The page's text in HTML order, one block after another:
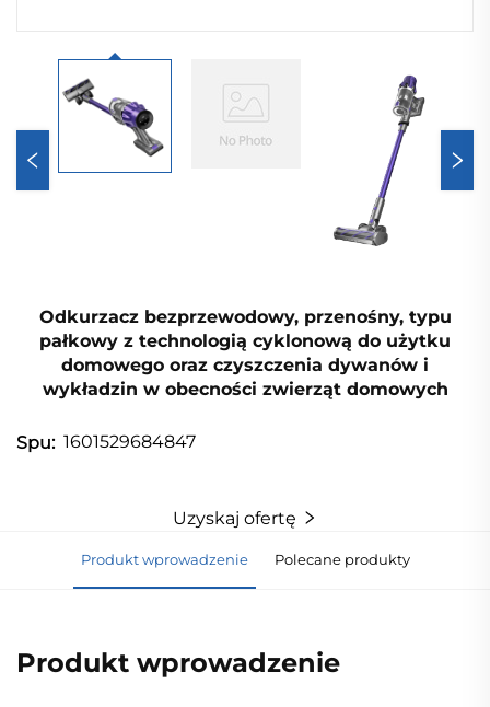
Odkurzacz bezprzewodowy, przenośny, typu
pałkowy z technologią cyklonową do użytku
domowego oraz czyszczenia dywanów i
wykładzin w obecności zwierząt domowych
Spu: 1601529684847
Uzyskaj ofertę
Produkt wprowadzenie Polecane produkty
Produkt wprowadzenie